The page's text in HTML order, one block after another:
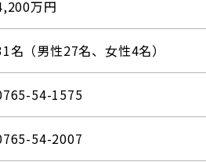
万円
名（男性27名、女性4名）
54-1575
54-2007